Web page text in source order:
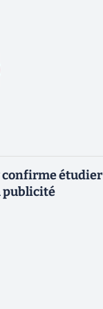
confirme étudier
publicité